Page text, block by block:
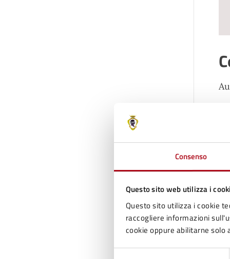
Consenso
Questo sito web utilizza i
Questo sito utilizza i cookie
raccogliere informazioni
cookie oppure abilitarne solo